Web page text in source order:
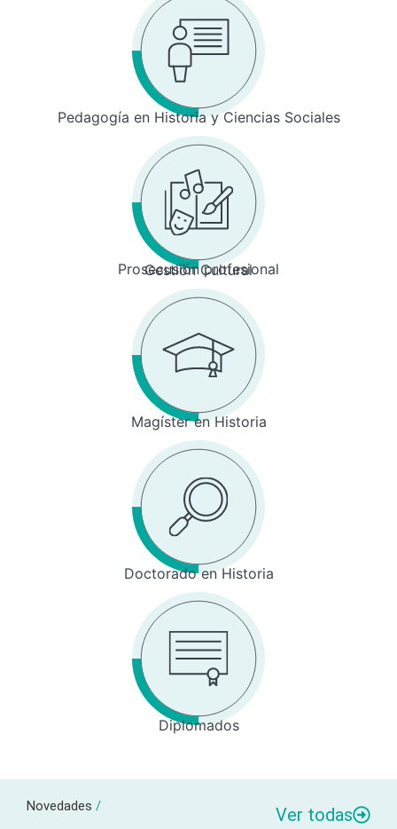
Pedagogía en Historia y Ciencias Sociales
Prosecusión profesional
Gestión Cultural
Magíster en Historia
Doctorado en Historia
Diplomados
Novedades / Ver todas